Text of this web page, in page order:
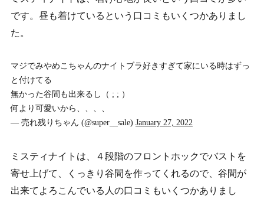
です。昼も着けているという口コミもいくつかありまし
た。
マジでみやめこちゃんのナイトブラ好きすぎて家にいる時はずっ
と付けてる
無かった谷間も出来るし（ ; ; ）
何より可愛いから、、、、
— 売れ残りちゃん (@super__sale) January 27, 2022
ミスティナイトは、４段階のフロントホックでバストを
寄せ上げて、くっきり谷間を作ってくれるので、谷間が
出来てよろこんでいる人の口コミもいくつかありまし